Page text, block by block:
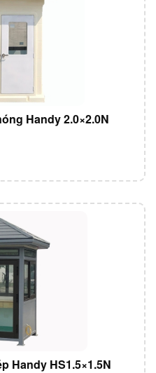
Handy 2.0×2.0N
Handy HS1.5×1.5N